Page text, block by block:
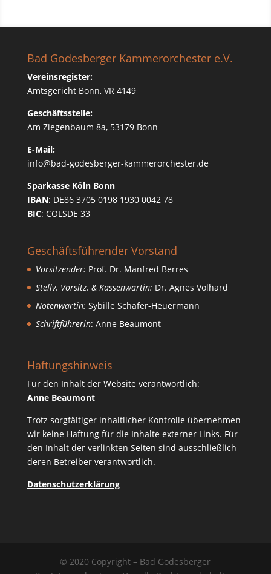
Bad Godesberger Kammerorchester e.V.
Vereinsregister:
Amtsgericht Bonn, VR 4149
Geschäftsstelle:
Am Ziegenbaum 8a, 53179 Bonn
E-Mail:
info@bad-godesberger-kammerorchester.de
Sparkasse Köln Bonn
IBAN: DE86 3705 0198 1930 0042 78
BIC: COLSDE 33
Geschäftsführender Vorstand
Vorsitzender: Prof. Dr. Manfred Berres
Stellv. Vorsitz. & Kassenwartin: Dr. Agnes Volhard
Notenwartin: Sybille Schäfer-Heuermann
Schriftführerin: Anne Beaumont
Haftungshinweis
Für den Inhalt der Website verantwortlich:
Anne Beaumont
Trotz sorgfältiger inhaltlicher Kontrolle übernehmen
wir keine Haftung für die Inhalte externer Links. Für
den Inhalt der verlinkten Seiten sind ausschließlich
deren Betreiber verantwortlich.
Datenschutzerklärung
© 2020 Copyright – Bad Godesberger